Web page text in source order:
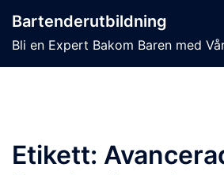
till
innehåll
Bartenderutbildning
Bli en Expert Bakom Baren med
Etikett: